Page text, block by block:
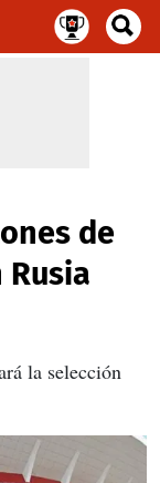
de
la selección